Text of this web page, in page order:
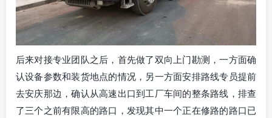
后来对接专业团队之后，首先做了双向上门勘测，一方面确
认设备参数和装货地点的情况，另一方面安排路线专员提前
去安庆那边，确认从高速出口到工厂车间的整条路线，排查
了三个之前有限高的路口，发现其中一个正在修路的路口已